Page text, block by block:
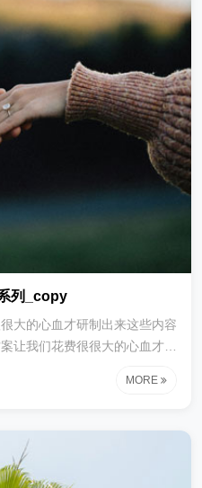
列_copy
大的心血才研制出来这些内容
让我们花费很很大的心血才研
大的心血才研制出来这些内容
让我们花费很很大的心血才研
MORE